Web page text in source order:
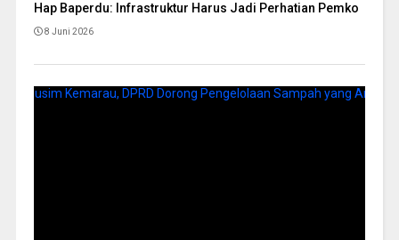
Hap Baperdu: Infrastruktur Harus Jadi Perhatian Pemko
8 Juni 2026